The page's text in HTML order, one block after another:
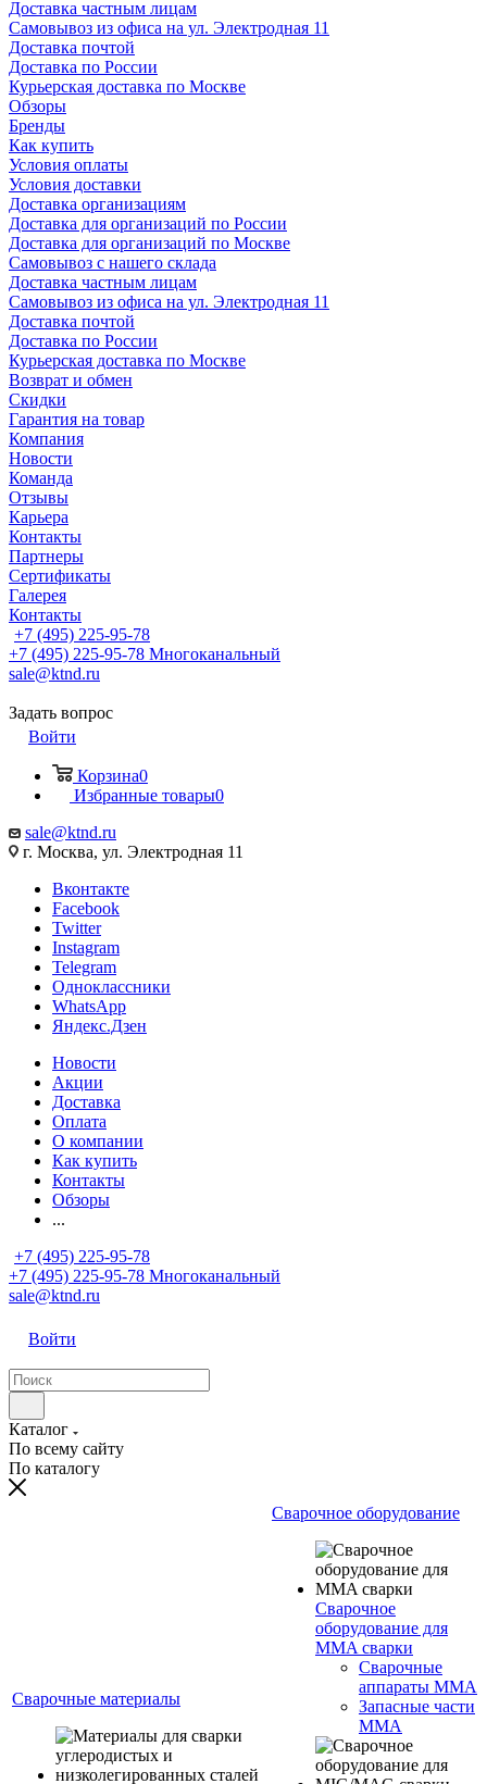
Доставка частным лицам
Самовывоз из офиса на ул. Электродная 11
Доставка почтой
Доставка по России
Курьерская доставка по Москве
Обзоры
Бренды
Как купить
Условия оплаты
Условия доставки
Доставка организациям
Доставка для организаций по России
Доставка для организаций по Москве
Самовывоз с нашего склада
Доставка частным лицам
Самовывоз из офиса на ул. Электродная 11
Доставка почтой
Доставка по России
Курьерская доставка по Москве
Возврат и обмен
Скидки
Гарантия на товар
Компания
Новости
Команда
Отзывы
Карьера
Контакты
Партнеры
Сертификаты
Галерея
Контакты
+7 (495) 225-95-78
+7 (495) 225-95-78 Многоканальный
sale@ktnd.ru
Задать вопрос
Войти
Корзина0
Избранные товары0
sale@ktnd.ru
г. Москва, ул. Электродная 11
Вконтакте
Facebook
Twitter
Instagram
Telegram
Одноклассники
WhatsApp
Яндекс.Дзен
Новости
Акции
Доставка
Оплата
О компании
Как купить
Контакты
Обзоры
...
+7 (495) 225-95-78
+7 (495) 225-95-78 Многоканальный
sale@ktnd.ru
Войти
Каталог
По всему сайту
По каталогу
Сварочные материалы
Сварочное оборудование
Сварочное
оборудование для
MMA сварки
Сварочные
аппараты MMA
Запасные части
MMA